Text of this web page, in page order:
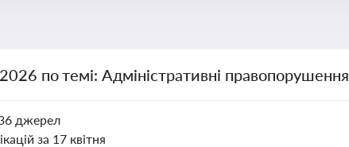
по темі: Адміністративні правопорушення
джерел
за 17 квітня